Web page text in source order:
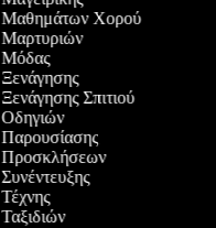
Μαθημάτων Χορού
Μαρτυριών
Μόδας
Ξενάγησης
Σπιτιού
Οδηγιών
Παρουσίασης
Προσκλήσεων